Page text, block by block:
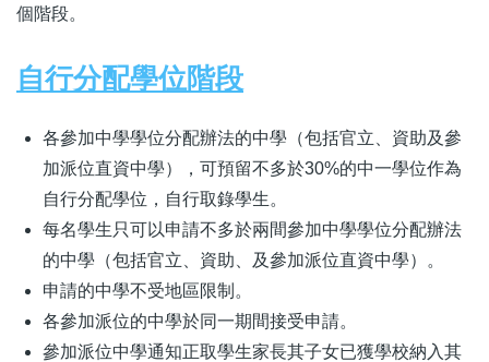
個階段。
自行分配學位階段
各參加中學學位分配辦法的中學（包括官立、資助及參
加派位直資中學），可預留不多於30%的中一學位作為
自行分配學位，自行取錄學生。
每名學生只可以申請不多於兩間參加中學學位分配辦法
的中學（包括官立、資助、及參加派位直資中學）。
申請的中學不受地區限制。
各參加派位的中學於同一期間接受申請。
參加派位中學通知正取學生家長其子女已獲學校納入其